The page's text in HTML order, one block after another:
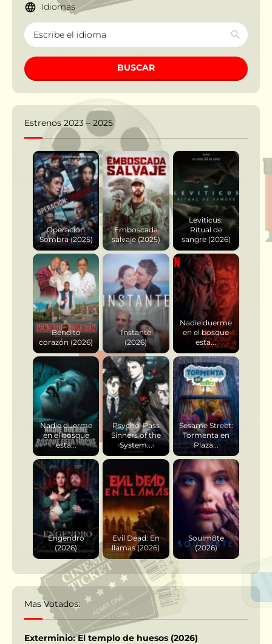
Idiomas
BUSCAR
Estrenos 2023 – 2025
Operación
Sombra (2025)
Emboscada
salvaje (2025)
Leviticus:
Ritual de
sangre (2026)
Bendito
corazón (2026)
Instante
(2026)
Nadie duerme
en el bosque
esta...
Nadie duerme
en el bosque
esta...
Psycho-Pass
Sinners of the
System...
Sesame Street:
Tormenta en
Plaza...
Engendro
(2026)
Evil Dead: En
llamas (2026)
Soulm8te
(2026)
Mas Votados:
Exterminio: El templo de huesos (2026)